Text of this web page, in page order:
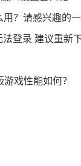
用？请感兴趣的
登录 建议重新
戏性能如何？